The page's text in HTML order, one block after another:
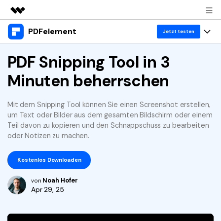
Top-Produkte
Dienstprogramme
Business
Überblick
Über uns
Presseraum
Shop
Support
PDFelement Jetzt testen
Produkte
Desktop
PDFelement für Mac
Mobile App
PDFelement für iPhone/iPad
PDFelement für Android
Lösungen
Benutzer im Bildungswesen
PDF lesen
PDF erstellen
PDF kombinieren
Ressourcen
Heiße Themen
Mac-Software
Business
KMU von 1-10p
10p+ Unternehmen
Jetzt kaufen
PDF Snipping Tool in 3
Minuten beherrschen
Mit dem Snipping Tool können Sie einen Screenshot erstellen,
um Text oder Bilder aus dem gesamten Bildschirm oder einem
Teil davon zu kopieren und den Schnappschuss zu bearbeiten
oder Notizen zu machen.
Kostenlos Downloaden
von Noah Hofer
Apr 29, 25